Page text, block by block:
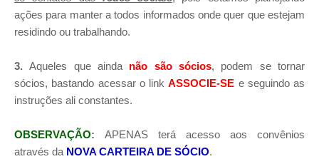
ações para manter a todos informados onde quer que estejam
residindo ou trabalhando.
3. Aqueles que ainda não são sócios, podem se tornar
sócios, bastando acessar o linkASSOCIE-SE e seguindo as
instruções ali constantes.
OBSERVAÇÃO: APENAS terá acesso aos convênios
através da NOVA CARTEIRA DE SÓCIO.